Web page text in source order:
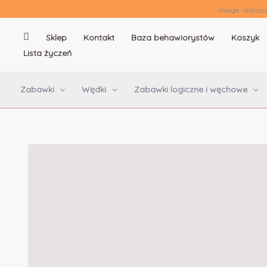
Uwaga:
Sklep Kontakt Baza behawiorystów
Koszyk
Lista życzeń
Zabawki Wędki Zabawki logiczne i węchowe